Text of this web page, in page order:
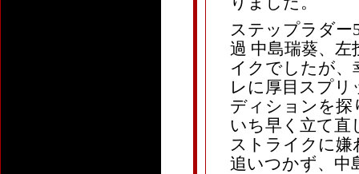
ステップラダー
過 中島瑞葵、
イクでしたが、
レに厚目スプ
ディションを探
いち早く立て直
ストライクに
追いつかず、中